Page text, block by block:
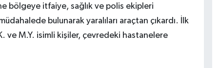
bölgeye itfaiye, sağlık ve polis ekipleri
bulunarak yaralıları araçtan çıkardı. İlk
ve M.Y. isimli kişiler, çevredeki hastanelere